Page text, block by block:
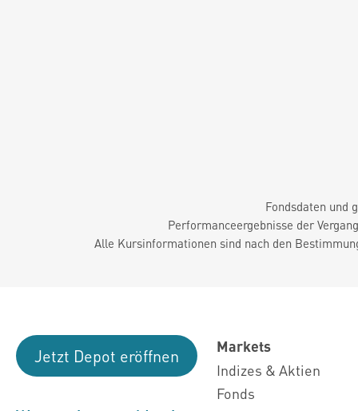
Fondsdaten und
Performanceergebnisse der
Alle Kursinformationen sind nach den
Jetzt Depot eröffnen
Markets
Indizes & Aktien
Fonds